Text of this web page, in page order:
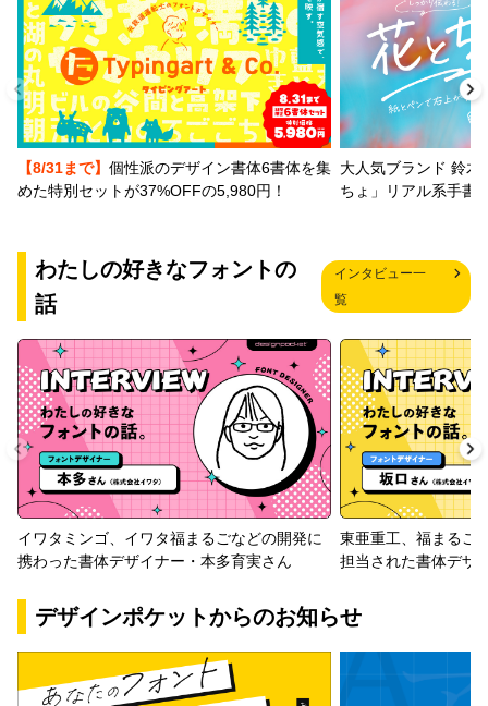
【8/31まで】 個性派のデザイン書体6書体を集
めた特別セットが37%OFFの5,980円！
大人気ブランド 鈴木
ちょ」リアル系手書
わたしの好きなフォントの
話
インタビュー一
覧
イワタミンゴ、イワタ福まるごなどの開発に
携わった書体デザイナー・本多育実さん
東亜重工、福まるご
担当された書体デザ
デザインポケットからのお知らせ